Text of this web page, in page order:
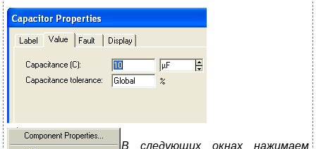
В следующих окнах нажимаем